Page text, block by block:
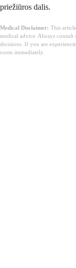
priežiūros dalis.
Medical Disclaimer: This
medical advice. Always
decisions. If you are
room immediately.